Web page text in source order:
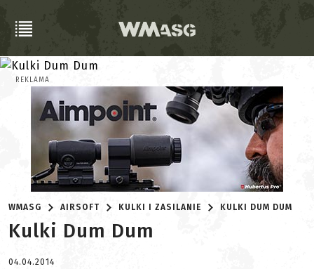
REKLAMA
WMASG AIRSOFT KULKI I ZASILANIE KULKI DUM DUM
Kulki Dum Dum
04.04.2014